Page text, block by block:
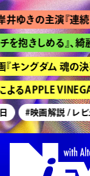
ゆきの主演『連続
抱きしめる』、綺
ングダム 魂の決戦
るAPPLE
#映画解説 / レビュ